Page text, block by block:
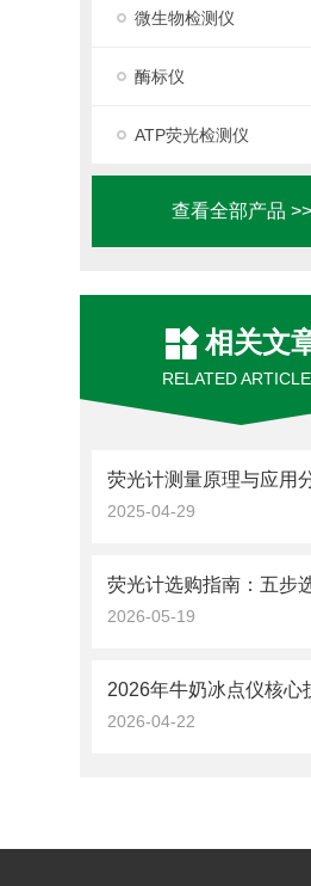
微生物检测仪
酶标仪
ATP荧光检测仪
查看全部产品 >>
相关文
RELATED
荧光计测量原理与应用
2025-04-29
2026-05-19
2026-04-22